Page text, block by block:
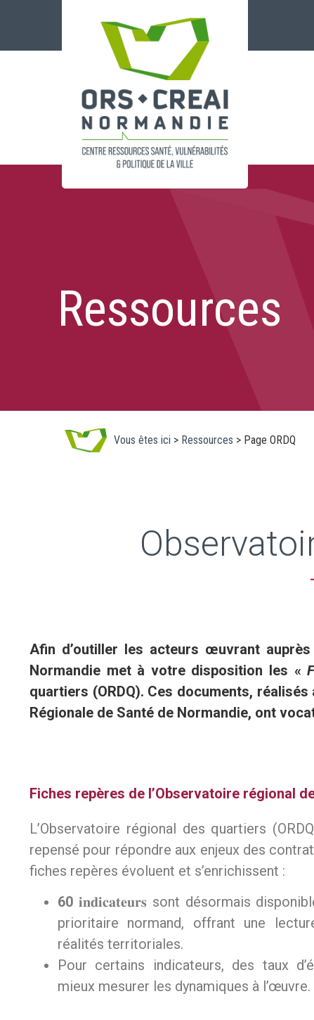
Ressources
Vous êtes ici > Ressources > Page ORDQ
Afin d’outiller les acteurs œuvrant
Normandie met à votre disposition les «
quartiers (ORDQ). Ces documents,
Régionale de Santé de Normandie, ont
Fiches repères de l’Observatoire régional
L’Observatoire régional des quartiers (
repensé pour répondre aux enjeux des
fiches repères évoluent et s’enrichissent :
60 𝐢𝐧𝐝𝐢𝐜𝐚𝐭𝐞𝐮𝐫𝐬 sont désormais
prioritaire normand, offrant une
réalités territoriales.
Pour certains indicateurs, des taux
mieux mesurer les dynamiques à l’œuvre.